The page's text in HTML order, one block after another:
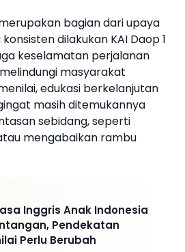
bagian dari upaya
dilakukan KAI Daop 1
keselamatan perjalanan
masyarakat
edukasi berkelanjutan
masih ditemukannya
sebidang, seperti
mengabaikan rambu
Inggris Anak Indonesia
Pendekatan
Perlu Berubah